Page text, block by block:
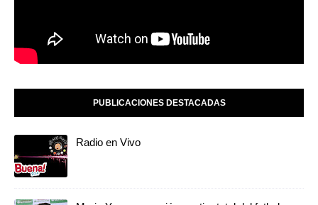
PUBLICACIONES DESTACADAS
Radio en Vivo